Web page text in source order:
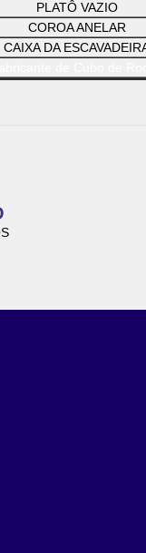
PLATÔ VAZIO
COROA ANELAR
CAIXA DA